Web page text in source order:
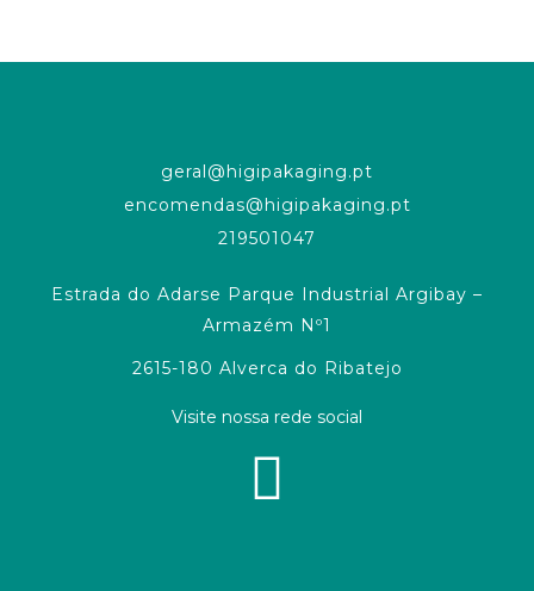
geral@higipakaging.pt
encomendas@higipakaging.pt
219501047
Estrada do Adarse Parque Industrial Argibay –
Armazém Nº1
2615-180 Alverca do Ribatejo
Visite nossa rede social